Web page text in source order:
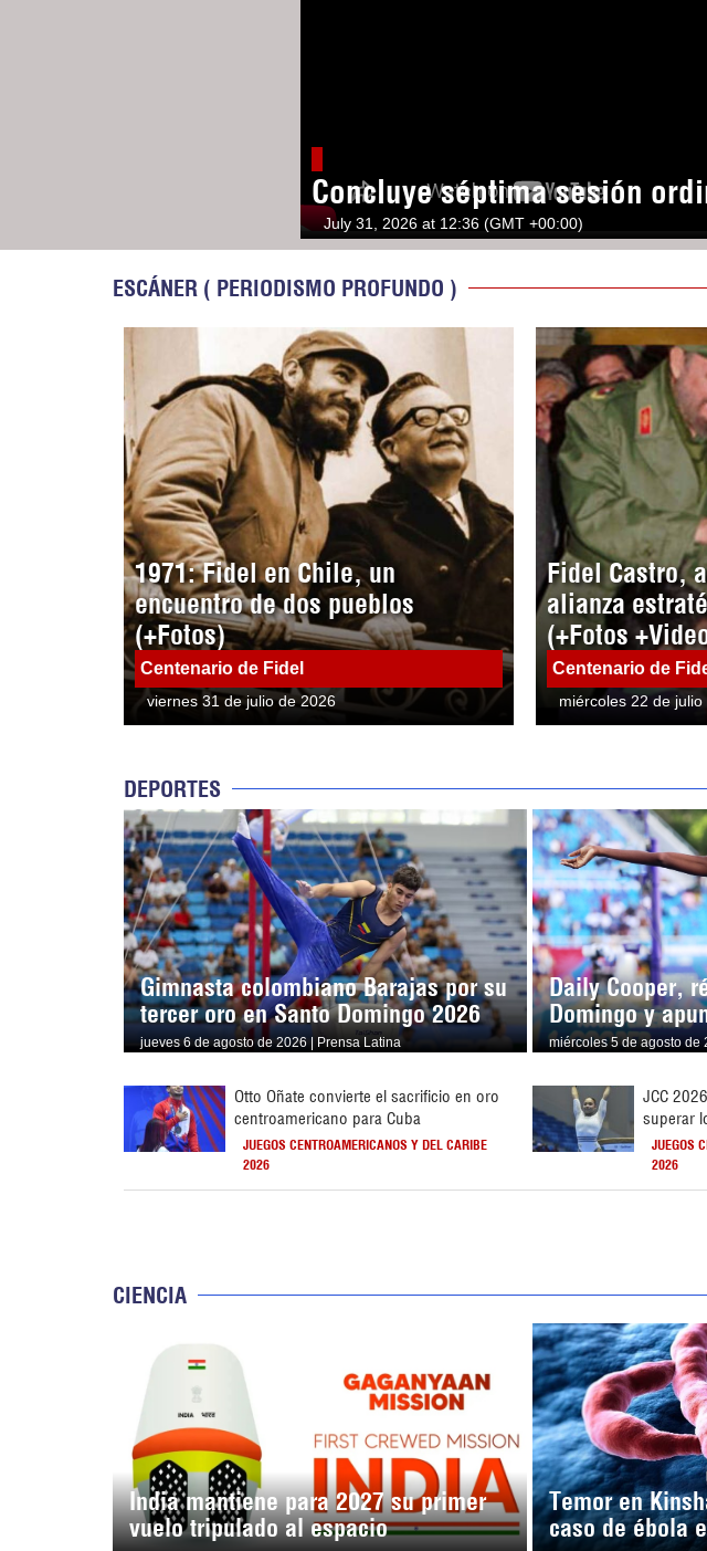
Concluye séptima sesión
July 31, 2026 at 12:36 (GMT +00:00)
ESCÁNER ( PERIODISMO PROFUNDO )
1971: Fidel en Chile, un
encuentro de dos pueblos
(+Fotos)
Centenario de Fidel
viernes 31 de julio de 2026
Fidel Castro,
alianza
(+Fotos
Centenario de
miércoles 22 de
DEPORTES
Gimnasta colombiano Barajas por su
tercer oro en Santo Domingo 2026
jueves 6 de agosto de 2026 | Prensa Latina
Daily Cooper,
Domingo y
miércoles 5 de agosto de
Otto Oñate convierte el sacrificio en oro
centroamericano para Cuba
JUEGOS CENTROAMERICANOS Y DEL CARIBE
2026
JCC
superar
JUEGOS
2026
CIENCIA
India mantiene para 2027 su primer
vuelo tripulado al espacio
Temor en
caso de ébola